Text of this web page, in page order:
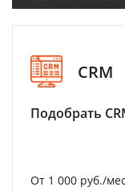
CRM
Подобрать
От 1 000 руб./